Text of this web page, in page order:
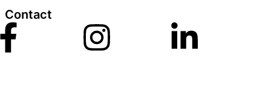
Contact